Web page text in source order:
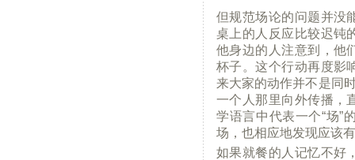
但规范场论的问题并没
桌上的人反应比较迟钝
他身边的人注意到，他
杯子。这个行动再度影
来大家的动作并不是同
一个人那里向外传播，
学语言中代表一个“场”
场，也相应地发现应该
如果就餐的人记忆不好